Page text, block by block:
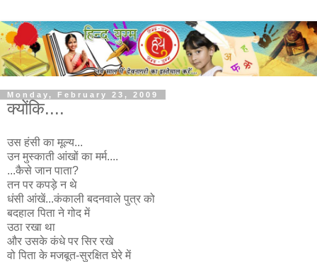
Monday, February 23, 2009
क्योंकि....
उस हंसी का मूल्य...
उन मुस्काती आंखों का मर्म....
...कैसे जान पाता?
तन पर कपड़े न थे
धंसी आंखें...कंकाली बदनवाले पुत्र को
बदहाल पिता ने गोद में
उठा रखा था
और उसके कंधे पर सिर रखे
वो पिता के मजबूत-सुरक्षित घेरे में